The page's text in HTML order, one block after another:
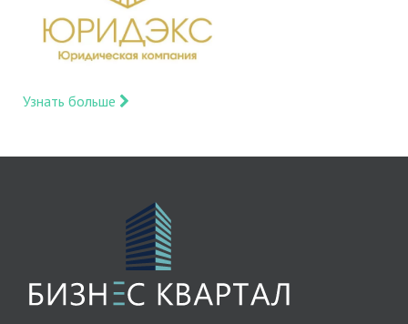
Узнать больше